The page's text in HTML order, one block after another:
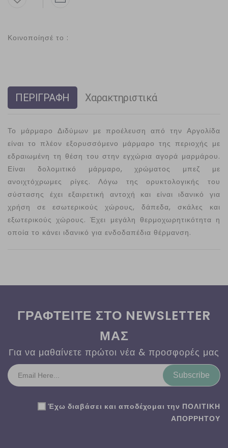
Κοινοποίησέ το :
ΠΕΡΙΓΡΑΦΗ Χαρακτηριστικά
Το μάρμαρο Διδύμων με προέλευση από την Αργολίδα
είναι το πλέον εξορυσσόμενο μάρμαρο της περιοχής με
εδραιωμένη τη θέση του στην εγχώρια αγορά μαρμάρου.
Είναι δολομιτικό μάρμαρο, χρώματος μπεζ με
ανοιχτόχρωμες ρίγες. Λόγω της ορυκτολογικής του
σύστασης έχει εξαιρετική αντοχή και είναι ιδανικό για
χρήση σε εσωτερικούς χώρους, δάπεδα, σκάλες και
εξωτερικούς χώρους. Έχει μεγάλη θερμοχωρητικότητα η
οποία το κάνει ιδανικό για ενδοδαπέδια θέρμανση.
ΓΡΑΦΤΕΙΤΕ ΣΤΟ NEWSLETTER
ΜΑΣ
Για να μαθαίνετε πρώτοι νέα & προσφορές μας
Subscribe
Έχω διαβάσει και αποδέχομαι την ΠΟΛΙΤΙΚΗ
ΑΠΟΡΡΗΤΟΥ